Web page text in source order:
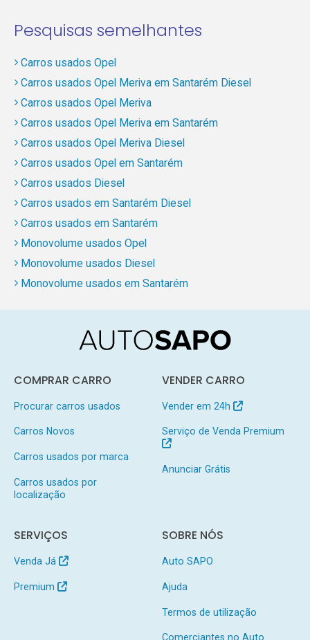
Pesquisas semelhantes
Carros usados Opel
Carros usados Opel Meriva em Santarém Diesel
Carros usados Opel Meriva
Carros usados Opel Meriva em Santarém
Carros usados Opel Meriva Diesel
Carros usados Opel em Santarém
Carros usados Diesel
Carros usados em Santarém Diesel
Carros usados em Santarém
Monovolume usados Opel
Monovolume usados Diesel
Monovolume usados em Santarém
COMPRAR CARRO
Procurar carros usados
Carros Novos
Carros usados por marca
Carros usados por
localização
VENDER CARRO
Vender em 24h
Serviço de Venda Premium
Anunciar Grátis
SERVIÇOS
Venda Já
Premium
SOBRE NÓS
Auto SAPO
Ajuda
Termos de utilização
Comerciantes no Auto